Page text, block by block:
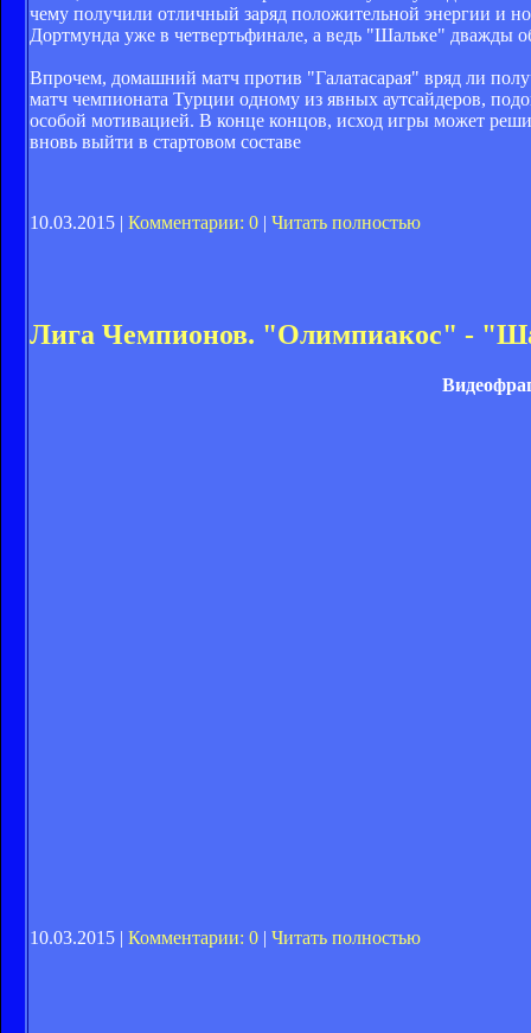
чему получили отличный заряд положительной энергии и
Дортмунда уже в четвертьфинале, а ведь "Шальке" дважды
Впрочем, домашний матч против "Галатасарая" вряд ли
матч чемпионата Турции одному из явных аутсайдеров,
особой мотивацией. В конце концов, исход игры может
вновь выйти в стартовом составе
10.03.2015 | Комментарии: 0 | Читать полностью
Лига Чемпионов. "Олимпиакос" -
10.03.2015 | Комментарии: 0 | Читать полностью